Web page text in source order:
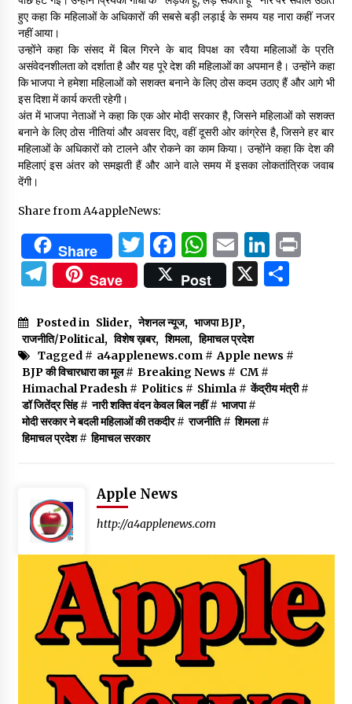
हुए कहा कि महिलाओं के अधिकारों की सबसे बड़ी लड़ाई के समय यह नारा कहीं नजर
नहीं आया।
उन्होंने कहा कि संसद में बिल गिरने के बाद विपक्ष का रवैया महिलाओं के प्रति
असंवेदनशीलता को दर्शाता है और यह पूरे देश की महिलाओं का अपमान है। उन्होंने कहा
कि भाजपा ने हमेशा महिलाओं को सशक्त बनाने के लिए ठोस कदम उठाए हैं और आगे भी
इस दिशा में कार्य करती रहेगी।
अंत में भाजपा नेताओं ने कहा कि एक ओर मोदी सरकार है, जिसने महिलाओं को सशक्त
बनाने के लिए ठोस नीतियां और अवसर दिए, वहीं दूसरी ओर कांग्रेस है, जिसने हर बार
महिलाओं के अधिकारों को टालने और रोकने का काम किया। उन्होंने कहा कि देश की
महिलाएं इस अंतर को समझती हैं और आने वाले समय में इसका लोकतांत्रिक जवाब
देंगी।
Share from A4appleNews:
Share Twitter
Facebook
WhatsApp
Email
Telegram
Save Post X
Posted in Slider, नेशनल न्यूज, भाजपा BJP,
राजनीति/Political, विशेष ख़बर, शिमला, हिमाचल प्रदेश
Tagged # a4applenews.com# Apple news #
BJP की विचारधारा का मूल# Breaking News # CM#
Himachal Pradesh# Politics # Shimla# केंद्रीय मंत्री#
डॉ जितेंद्र सिंह# नारी शक्ति वंदन केवल बिल नहीं# भाजपा#
मोदी सरकार ने बदली महिलाओं की तकदीर# राजनीति# शिमला#
हिमाचल प्रदेश# हिमाचल सरकार
Apple News
http://a4applenews.com